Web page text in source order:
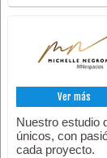
Ver más
Nuestro estudio
únicos, con
cada proyecto.